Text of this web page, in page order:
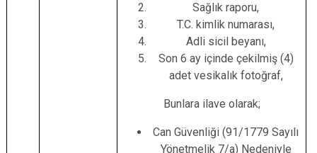
Sağlık raporu,
T.C. kimlik numarası,
Adli sicil beyanı,
Son 6 ay içinde çekilmiş (4)
adet vesikalık fotoğraf,
Bunlara ilave olarak;
Can Güvenliği (91/1779 Sayılı
Yönetmelik 7/a) Nedeniyle